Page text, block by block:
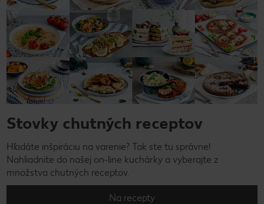
Stovky chutných receptov
Hľadáte inšpiráciu na varenie? Tak ste tu správne!
Nahliadnite do našej on-line kuchárky a vyberajte z
množstva chutných receptov.
Na recepty